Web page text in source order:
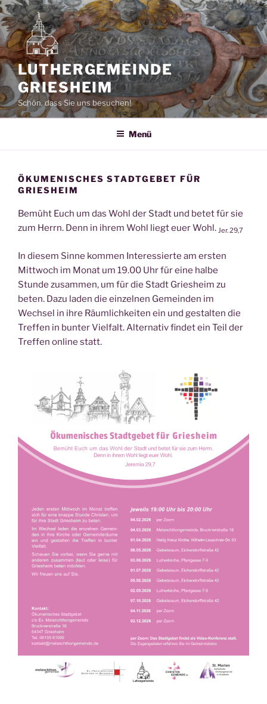
Zum
Inhalt
springen
LUTHERGEMEINDE
GRIESHEIM
Schön, dass Sie uns besuchen!
Menü
ÖKUMENISCHES STADTGEBET FÜR
GRIESHEIM
Bemüht Euch um das Wohl der Stadt und betet für sie
zum Herrn. Denn in ihrem Wohl liegt euer Wohl. Jer. 29,7
In diesem Sinne kommen Interessierte am ersten
Mittwoch im Monat um 19.00 Uhr für eine halbe
Stunde zusammen, um für die Stadt Griesheim zu
beten. Dazu laden die einzelnen Gemeinden im
Wechsel in ihre Räumlichkeiten ein und gestalten die
Treffen in bunter Vielfalt. Alternativ findet ein Teil der
Treffen online statt.